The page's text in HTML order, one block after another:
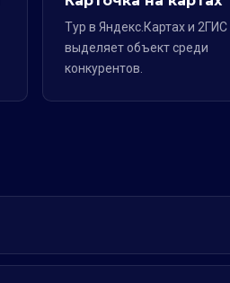
Тур в Яндекс.Картах и 2ГИС
выделяет объект среди
конкурентов.